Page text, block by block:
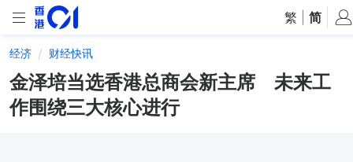
繁 简
经济 财经快讯
金泽培当选香港总商会新主席 未来工
作围绕三大核心进行